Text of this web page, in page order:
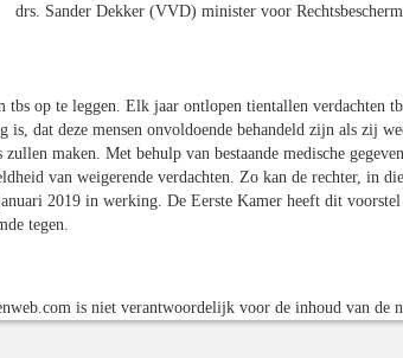
drs. Sander Dekker (VVD) minister voor
tbs op te leggen. Elk jaar ontlopen tientallen verdachten
is, dat deze mensen onvoldoende behandeld zijn als zij
maken. Met behulp van bestaande medische
van weigerende verdachten. Zo kan de rechter, in
2019 in werking. De Eerste Kamer heeft dit
tegen.
is niet verantwoordelijk voor de inhoud van de